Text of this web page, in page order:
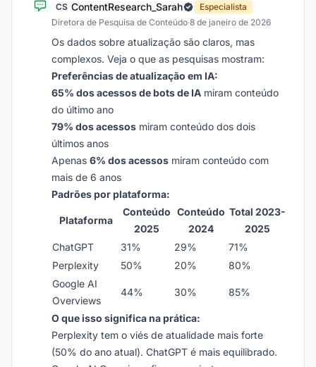
CS ContentResearch_Sarah
Especialista
Diretora de Pesquisa de Conteúdo·8 de janeiro de 2026
Os dados sobre atualização são claros, mas
complexos. Veja o que as pesquisas mostram:
Preferências de atualização em IA:
65% dos acessos de bots de IA miram conteúdo
do último ano
79% dos acessos miram conteúdo dos dois
últimos anos
Apenas 6% dos acessos miram conteúdo com
mais de 6 anos
Padrões por plataforma:
Plataforma
Conteúdo
2025
Conteúdo
2024
Total 2023-
2025
ChatGPT
31% 29%
71%
Perplexity
50% 20%
80%
Google AI
Overviews
44% 30% 85%
O que isso significa na prática:
Perplexity tem o viés de atualidade mais forte
(50% do ano atual). ChatGPT é mais equilibrado.